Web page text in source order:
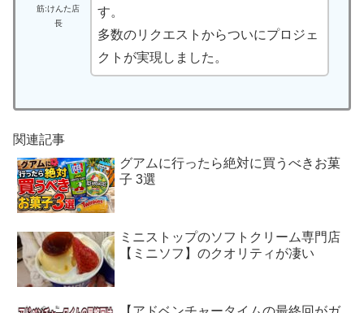
筋:けんた店
長
す。
多数のリクエストからついにプロジェ
クトが実現しました。
関連記事
グアムに行ったら絶対に買うべきお菓
子 3選
ミニストップのソフトクリーム専門店
【ミニソフ】のクオリティが凄い